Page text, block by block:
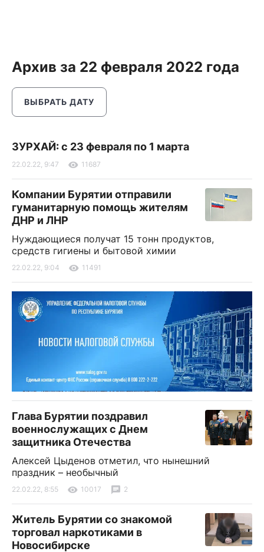
Архив за 22 февраля 2022 года
ВЫБРАТЬ ДАТУ
ЗУРХАЙ: с 23 февраля по 1 марта
22.02.22, 9:47 11687
Компании Бурятии отправили
гуманитарную помощь жителям
ДНР и ЛНР
Нуждающиеся получат 15 тонн продуктов,
средств гигиены и бытовой химии
22.02.22, 9:04 11491
Глава Бурятии поздравил
военнослужащих с Днем
защитника Отечества
Алексей Цыденов отметил, что нынешний
праздник – необычный
22.02.22, 8:55 10017 2
Житель Бурятии со знакомой
торговал наркотиками в
Новосибирске